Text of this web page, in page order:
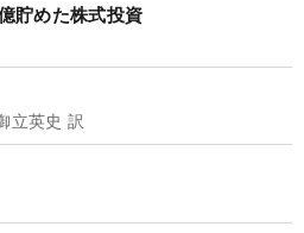
貯めた株式投資
立英史 訳